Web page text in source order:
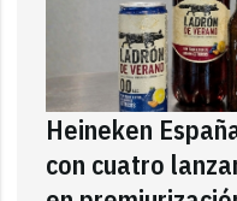
Heineken
con cuatro